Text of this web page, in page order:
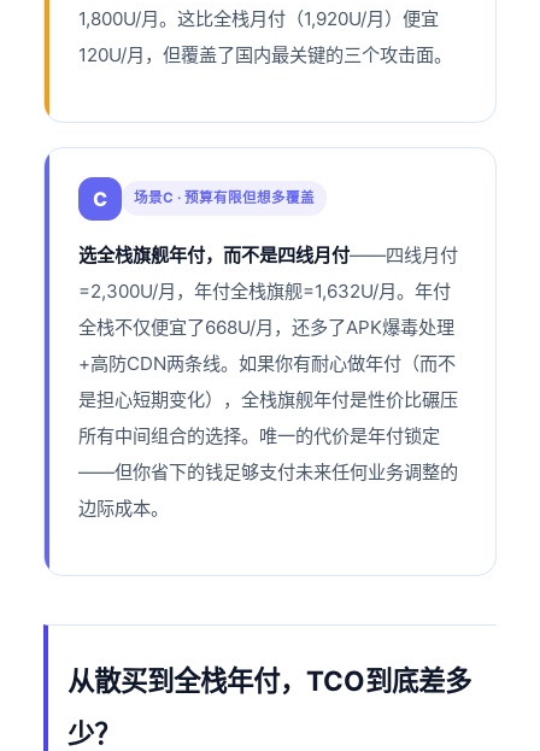
1,800U/月。这比全栈月付（1,920U/月）便宜
120U/月，但覆盖了国内最关键的三个攻击面。
C 场景C · 预算有限但想多覆盖
选全栈旗舰年付，而不是四线月付——四线月付
=2,300U/月，年付全栈旗舰=1,632U/月。年付
全栈不仅便宜了668U/月，还多了APK爆毒处理
+高防CDN两条线。如果你有耐心做年付（而不
是担心短期变化），全栈旗舰年付是性价比碾压
所有中间组合的选择。唯一的代价是年付锁定
——但你省下的钱足够支付未来任何业务调整的
边际成本。
从散买到全栈年付，TCO到底差多
少？